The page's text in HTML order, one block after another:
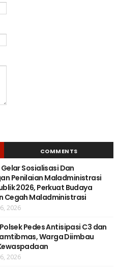
COMMENTS
Sosialisasi Dan
Penilaian Maladministrasi
2026, Perkuat Budaya
Cegah Maladministrasi
2026
Pedes Antisipasi C3 dan
Warga Diimbau
2026